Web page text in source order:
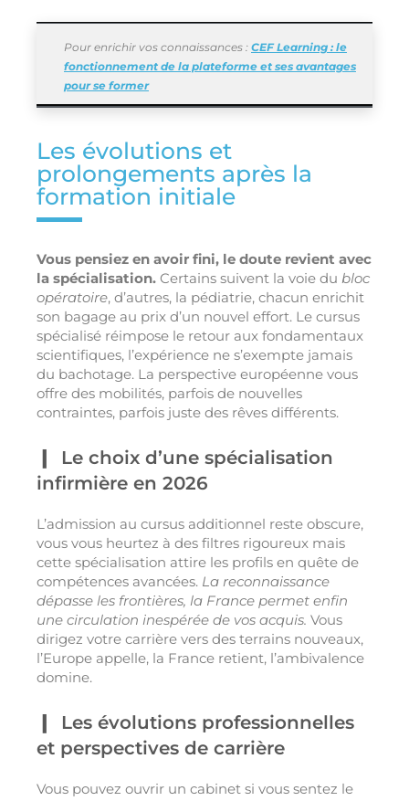
Pour enrichir vos connaissances : CEF Learning : le
fonctionnement de la plateforme et ses avantages
pour se former
Les évolutions et
prolongements après la
formation initiale
Vous pensiez en avoir fini, le doute revient avec
la spécialisation. Certains suivent la voie du bloc
opératoire, d’autres, la pédiatrie, chacun enrichit
son bagage au prix d’un nouvel effort. Le cursus
spécialisé réimpose le retour aux fondamentaux
scientifiques, l’expérience ne s’exempte jamais
du bachotage. La perspective européenne vous
offre des mobilités, parfois de nouvelles
contraintes, parfois juste des rêves différents.
Le choix d’une spécialisation
infirmière en 2026
L’admission au cursus additionnel reste obscure,
vous vous heurtez à des filtres rigoureux mais
cette spécialisation attire les profils en quête de
compétences avancées. La reconnaissance
dépasse les frontières, la France permet enfin
une circulation inespérée de vos acquis. Vous
dirigez votre carrière vers des terrains nouveaux,
l’Europe appelle, la France retient, l’ambivalence
domine.
Les évolutions professionnelles
et perspectives de carrière
Vous pouvez ouvrir un cabinet si vous sentez le